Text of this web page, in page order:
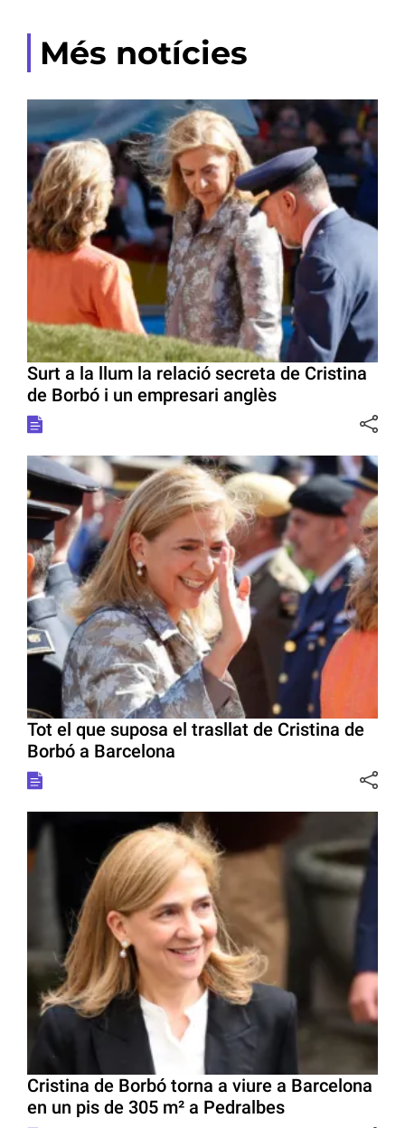
Més notícies
Surt a la llum la relació secreta de Cristina
de Borbó i un empresari anglès
Tot el que suposa el trasllat de Cristina de
Borbó a Barcelona
Cristina de Borbó torna a viure a Barcelona
en un pis de 305 m² a Pedralbes